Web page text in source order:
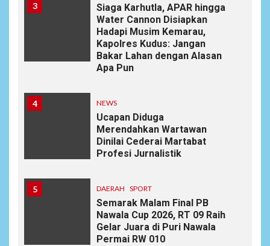
3
Siaga Karhutla, APAR hingga
Water Cannon Disiapkan
Hadapi Musim Kemarau,
Kapolres Kudus: Jangan
Bakar Lahan dengan Alasan
Apa Pun
4 NEWS
Ucapan Diduga
Merendahkan Wartawan
Dinilai Cederai Martabat
Profesi Jurnalistik
5 DAERAH SPORT
Semarak Malam Final PB
Nawala Cup 2026, RT 09 Raih
Gelar Juara di Puri Nawala
Permai RW 010